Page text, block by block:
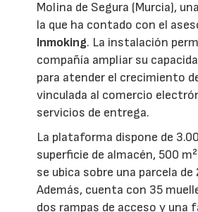
Molina de Segura (Murcia),
la que ha contado con el
Inmoking. La instalación
compañía ampliar su
para atender el crecimiento
vinculada al comercio
servicios de entrega.
La plataforma dispone de
superficie de almacén, 500
se ubica sobre una parcela de
Además, cuenta con 35
dos rampas de acceso y una